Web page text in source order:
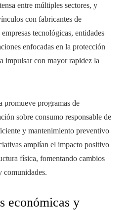
entre múltiples sectores, y
con fabricantes de
tecnológicas, entidades
enfocadas en la protección
impulsar con mayor rapidez la
promueve programas de
sobre consumo responsable de
y mantenimiento preventivo
amplían el impacto positivo
física, fomentando cambios
comunidades.
económicas y